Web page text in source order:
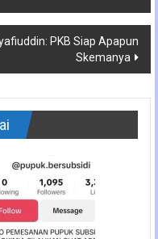
PKB Siap Apapun
Skemanya